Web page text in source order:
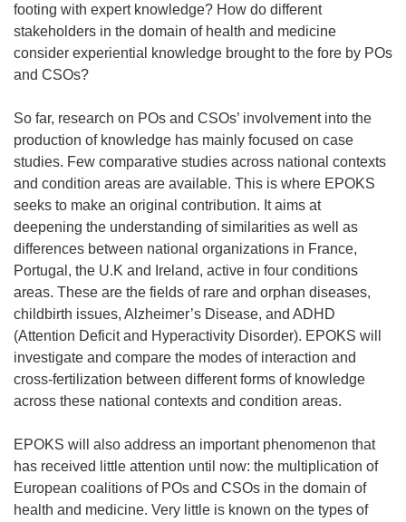
footing with expert knowledge? How do different
stakeholders in the domain of health and medicine
consider experiential knowledge brought to the fore by POs
and CSOs?
So far, research on POs and CSOs’ involvement into the
production of knowledge has mainly focused on case
studies. Few comparative studies across national contexts
and condition areas are available. This is where EPOKS
seeks to make an original contribution. It aims at
deepening the understanding of similarities as well as
differences between national organizations in France,
Portugal, the U.K and Ireland, active in four conditions
areas. These are the fields of rare and orphan diseases,
childbirth issues, Alzheimer’s Disease, and ADHD
(Attention Deficit and Hyperactivity Disorder). EPOKS will
investigate and compare the modes of interaction and
cross-fertilization between different forms of knowledge
across these national contexts and condition areas.
EPOKS will also address an important phenomenon that
has received little attention until now: the multiplication of
European coalitions of POs and CSOs in the domain of
health and medicine. Very little is known on the types of